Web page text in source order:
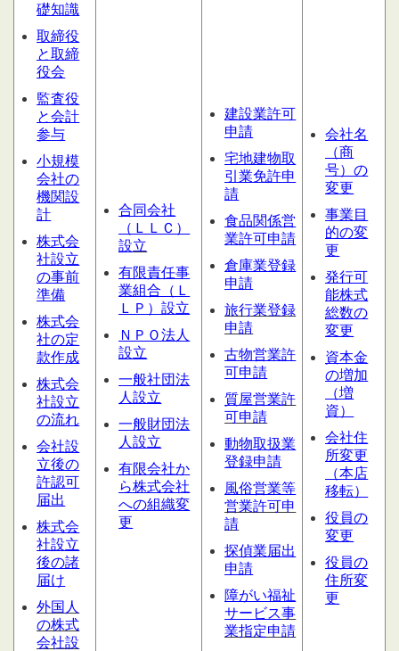
礎知識
取締役
と取締
役会
監査役
と会計
参与
小規模
会社の
機関設
計
株式会
社設立
の事前
準備
株式会
社の定
款作成
株式会
社設立
の流れ
会社設
立後の
許認可
届出
株式会
社設立
後の諸
届け
外国人
の株式
会社設
合同会社
（ＬＬＣ）
設立
有限責任事
業組合（Ｌ
ＬＰ）設立
ＮＰＯ法人
設立
一般社団法
人設立
一般財団法
人設立
有限会社か
ら株式会社
への組織変
更
建設業許可
申請
宅地建物取
引業免許申
請
食品関係営
業許可申請
倉庫業登録
申請
旅行業登録
申請
古物営業許
可申請
質屋営業許
可申請
動物取扱業
登録申請
風俗営業等
営業許可申
請
探偵業届出
申請
障がい福祉
サービス事
業指定申請
会社名
（商
号）の
変更
事業目
的の変
更
発行可
能株式
総数の
変更
資本金
の増加
（増
資）
会社住
所変更
（本店
移転）
役員の
変更
役員の
住所変
更